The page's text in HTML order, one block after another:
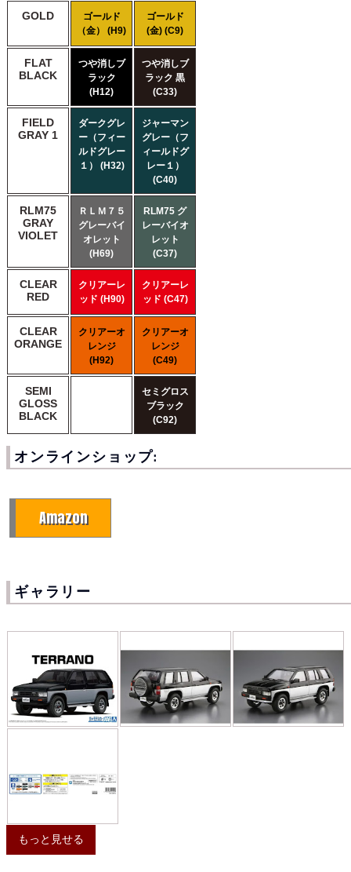
GOLD
ゴールド
（金） (H9)
ゴールド
(金) (C9)
FLAT
BLACK
つや消しブ
ラック
(H12)
つや消しブ
ラック 黒
(C33)
FIELD
GRAY 1
ダークグレ
ー（フィー
ルドグレー
１） (H32)
ジャーマン
グレー（フ
ィールドグ
レー１）
(C40)
RLM75
GRAY
VIOLET
ＲＬＭ７５
グレーバイ
オレット
(H69)
RLM75 グ
レーバイオ
レット
(C37)
CLEAR
RED
クリアーレ
ッド (H90)
クリアーレ
ッド (C47)
CLEAR
ORANGE
クリアーオ
レンジ
(H92)
クリアーオ
レンジ
(C49)
SEMI
GLOSS
BLACK
セミグロス
ブラック
(C92)
オンラインショップ:
Amazon
ギャラリー
もっと見せる